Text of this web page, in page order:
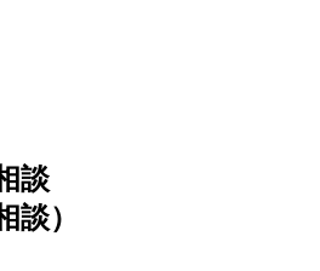
談
談）